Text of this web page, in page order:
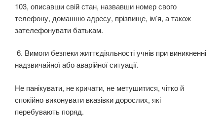
103, описавши свій стан, назвавши номер свого
телефону, домашню адресу, прізвище, ім’я, а також
зателефонувати батькам.
6. Вимоги безпеки життєдіяльності учнів при виникненні
надзвичайної або аварійної ситуації.
Не панікувати, не кричати, не метушитися, чітко й
спокійно виконувати вказівки дорослих, які
перебувають поряд.